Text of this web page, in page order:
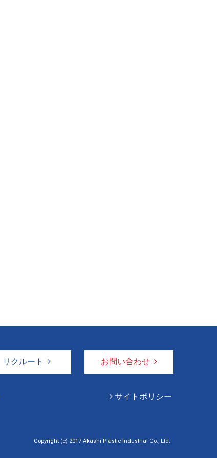
リクルート お問い合わせ
サイトポリシー
Copyright (c) 2017 Akashi Plastic Industrial Co., Ltd.